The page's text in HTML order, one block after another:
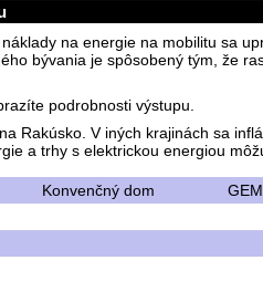
na energie na mobilitu sa
bývania je spôsobený tým, že
podrobnosti výstupu.
Rakúsko. V iných krajinách sa
a trhy s elektrickou energiou
Konvenčný dom